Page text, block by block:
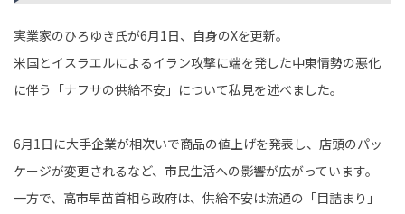
実業家のひろゆき氏が6月1日、自身のXを更新。
米国とイスラエルによるイラン攻撃に端を発した中東情勢の悪化
に伴う「ナフサの供給不安」について私見を述べました。
6月1日に大手企業が相次いで商品の値上げを発表し、店頭のパッ
ケージが変更されるなど、市民生活への影響が広がっています。
一方で、高市早苗首相ら政府は、供給不安は流通の「目詰まり」